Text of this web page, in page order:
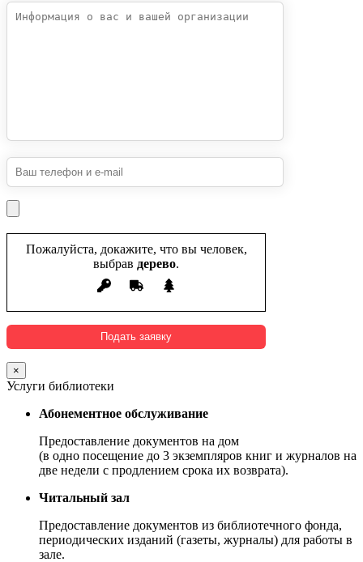
Пожалуйста, докажите, что вы человек,
выбрав дерево.
×
Услуги библиотеки
Абонементное обслуживание
Предоставление документов на дом
(в одно посещение до 3 экземпляров книг и журналов на
две недели с продлением срока их возврата).
Читальный зал
Предоставление документов из библиотечного фонда,
периодических изданий (газеты, журналы) для работы в
зале.